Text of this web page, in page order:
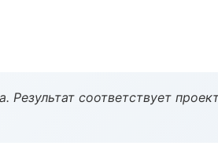
Результат соответствует